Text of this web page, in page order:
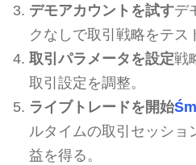
デモアカウントを試すデ
クなしで取引戦略をテス
取引パラメータを設定戦
取引設定を調整。
ライブトレードを開始
ルタイムの取引セッショ
益を得る。